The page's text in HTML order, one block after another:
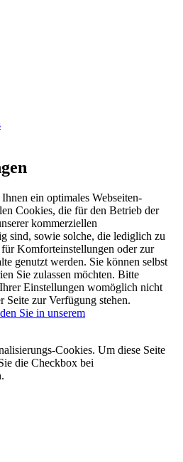
ein optimales Webseiten-
Cookies, die für den Betrieb der
kommerziellen
sind, sowie solche, die lediglich zu
Komforteinstellungen oder zur
genutzt werden. Sie können selbst
Sie zulassen möchten. Bitte
Einstellungen womöglich nicht
Seite zur Verfügung stehen.
Sie in unserem
Cookies. Um diese Seite
die Checkbox bei